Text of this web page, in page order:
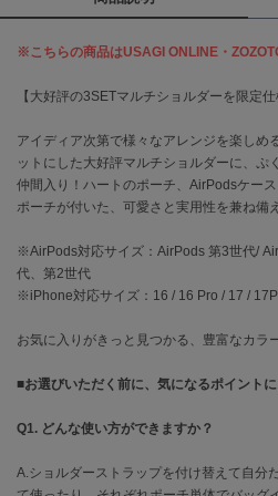
célon
セロン
CODE A
コードエー
コール ハーン
CONVERSE
※こちらの商品はUSAGI ONLINE・
【大好評の3SETマルチショルダーを限定
アイディア次第で様々なアレンジを楽しめ
ットにした大好評マルチショルダーに、ぷ
仲間入り！ハートのポーチ、AirPodsケー
ポーチが付いた、可愛さと実用性を兼ね備
※AirPods対応サイズ：AirPods 第3世代/
代、第2世代
※iPhone対応サイズ：16 / 16 Pro / 17 /
お気に入りがきっと見つかる、豊富なカラ
■お選びいただく前に、気になるポイント
Q1. どんな使い方ができますか？
A.ショルダーストラップを付け替えて自分